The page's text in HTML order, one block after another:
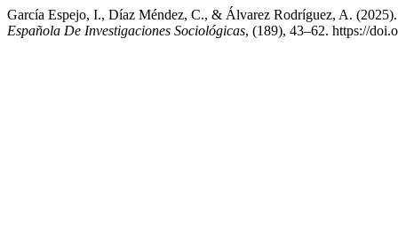
García Espejo, I., Díaz Méndez, C., & Álvarez Rodríguez, A.
Española De Investigaciones Sociológicas, (189), 43–62. https://